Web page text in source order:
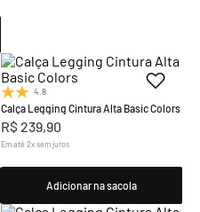
4.8
Calça Legging Cintura Alta Basic Colors
R$239,90
Em até2xsem juros
Adicionar na sacola